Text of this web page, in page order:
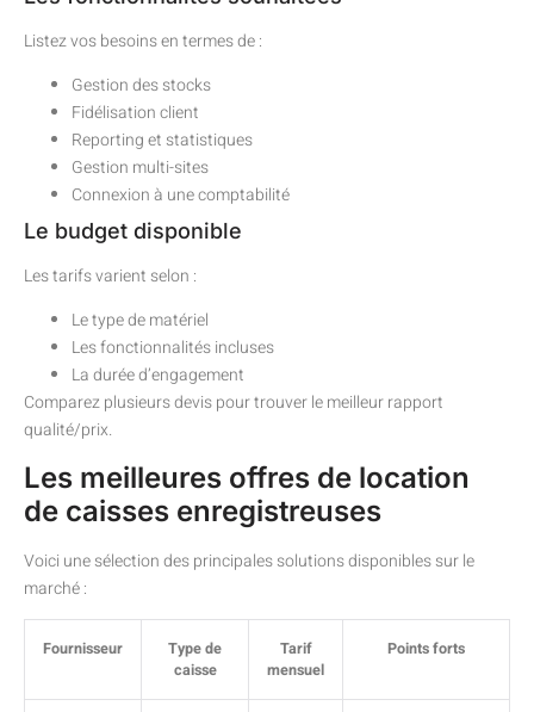
Listez vos besoins en termes de :
Gestion des stocks
Fidélisation client
Reporting et statistiques
Gestion multi-sites
Connexion à une comptabilité
Le budget disponible
Les tarifs varient selon :
Le type de matériel
Les fonctionnalités incluses
La durée d’engagement
Comparez plusieurs devis pour trouver le meilleur rapport
qualité/prix.
Les meilleures offres de location
de caisses enregistreuses
Voici une sélection des principales solutions disponibles sur le
marché :
Fournisseur
Type de
caisse
Tarif
mensuel
Points forts